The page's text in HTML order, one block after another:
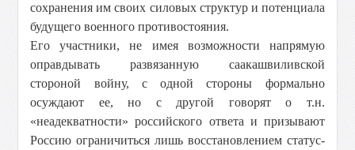
сохранения им своих силовых структур и потенциала
будущего военного противостояния.
Его участники, не имея возможности напрямую
оправдывать развязанную саакашвиливской
стороной войну, с одной стороны формально
осуждают ее, но с другой говорят о т.н.
«неадекватности» российского ответа и призывают
Россию ограничиться лишь восстановлением статус-